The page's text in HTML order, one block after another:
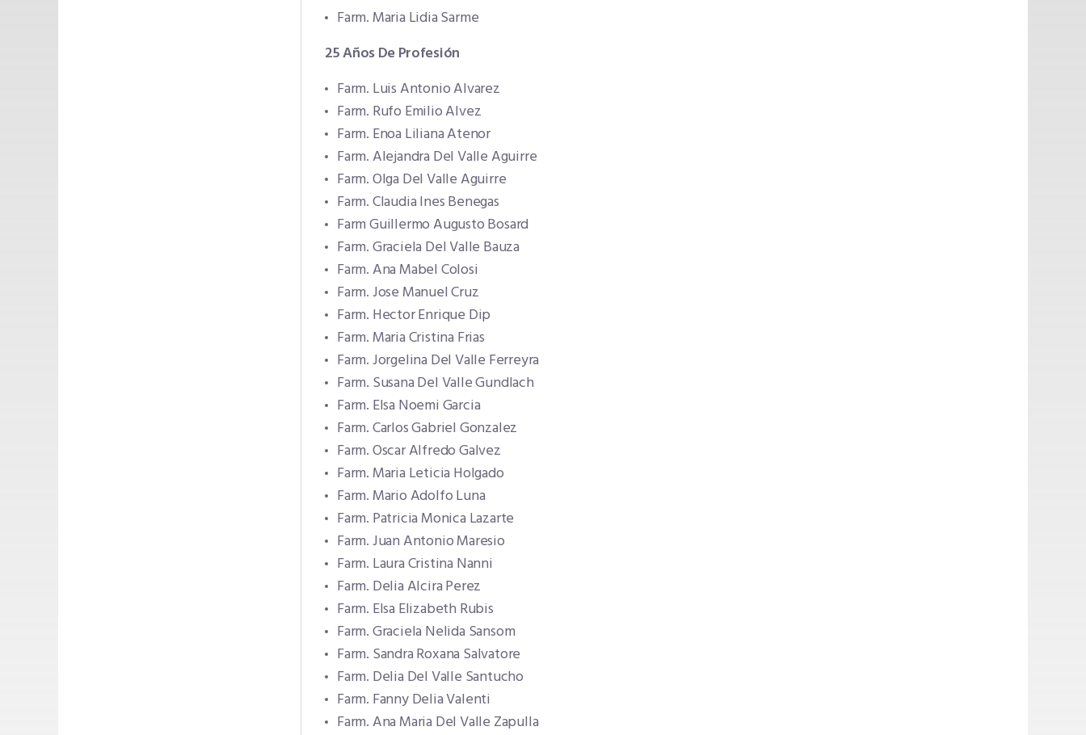
Farm. Maria Lidia Sarme
25 Años De Profesión
Farm. Luis Antonio Alvarez
Farm. Rufo Emilio Alvez
Farm. Enoa Liliana Atenor
Farm. Alejandra Del Valle Aguirre
Farm. Olga Del Valle Aguirre
Farm. Claudia Ines Benegas
Farm Guillermo Augusto Bosard
Farm. Graciela Del Valle Bauza
Farm. Ana Mabel Colosi
Farm. Jose Manuel Cruz
Farm. Hector Enrique Dip
Farm. Maria Cristina Frias
Farm. Jorgelina Del Valle Ferreyra
Farm. Susana Del Valle Gundlach
Farm. Elsa Noemi Garcia
Farm. Carlos Gabriel Gonzalez
Farm. Oscar Alfredo Galvez
Farm. Maria Leticia Holgado
Farm. Mario Adolfo Luna
Farm. Patricia Monica Lazarte
Farm. Juan Antonio Maresio
Farm. Laura Cristina Nanni
Farm. Delia Alcira Perez
Farm. Elsa Elizabeth Rubis
Farm. Graciela Nelida Sansom
Farm. Sandra Roxana Salvatore
Farm. Delia Del Valle Santucho
Farm. Fanny Delia Valenti
Farm. Ana Maria Del Valle Zapulla